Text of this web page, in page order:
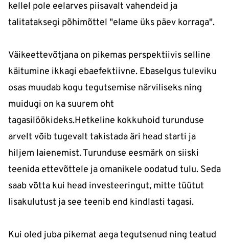
kellel pole eelarves piisavalt vahendeid ja
talitataksegi põhimõttel "elame üks päev korraga".
Väikeettevõtjana on pikemas perspektiivis selline
käitumine ikkagi ebaefektiivne. Ebaselgus tuleviku
osas muudab kogu tegutsemise närviliseks ning
muidugi on ka suurem oht
tagasilöökideks.Hetkeline kokkuhoid turunduse
arvelt võib tugevalt takistada äri head starti ja
hiljem laienemist. Turunduse eesmärk on siiski
teenida ettevõttele ja omanikele oodatud tulu. Seda
saab võtta kui head investeeringut, mitte tüütut
lisakulutust ja see teenib end kindlasti tagasi.
Kui oled juba pikemat aega tegutsenud ning teatud